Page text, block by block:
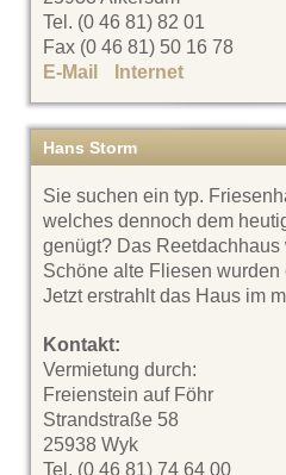
Tel. (0 46 81) 82 01
Fax (0 46 81) 50 16 78
E-Mail
Internet
Hans Storm
Sie suchen ein typ.
welches dennoch dem
genügt? Das
Schöne alte Fliesen
Jetzt erstrahlt das Haus im
Kontakt:
Vermietung durch:
Freienstein auf Föhr
Strandstraße 58
25938 Wyk
Tel. (0 46 81) 74 64 00